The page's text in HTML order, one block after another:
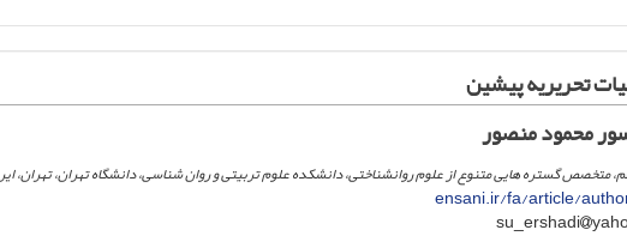
تحریریه پیشین
محمود منصور
متخصص گستره هایی متنوع از علوم روانشناختی، دانشکده علوم تربیتی و روان شناسی، دانشگاه تهران، تهران،
ensani.ir/fa/article/